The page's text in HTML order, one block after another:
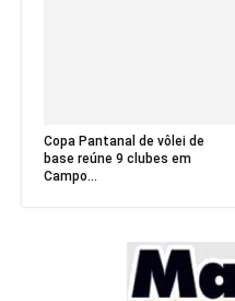
Copa Pantanal de vôlei de
base reúne 9 clubes em
Campo...